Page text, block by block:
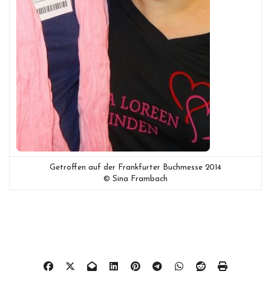
Getroffen auf der Frankfurter Buchmesse 2014
© Sina Frambach